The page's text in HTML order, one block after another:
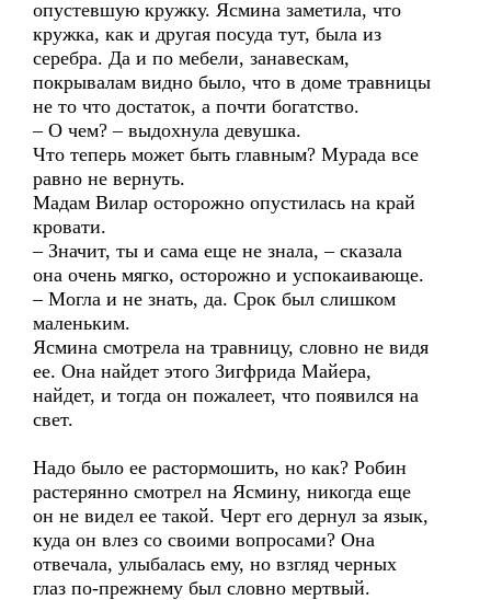
опустевшую кружку. Ясмина заметила, что
кружка, как и другая посуда тут, была из
серебра. Да и по мебели, занавескам,
покрывалам видно было, что в доме травницы
не то что достаток, а почти богатство.
– О чем? – выдохнула девушка.
Что теперь может быть главным? Мурада все
равно не вернуть.
Мадам Вилар осторожно опустилась на край
кровати.
– Значит, ты и сама еще не знала, – сказала
она очень мягко, осторожно и успокаивающе.
– Могла и не знать, да. Срок был слишком
маленьким.
Ясмина смотрела на травницу, словно не видя
ее. Она найдет этого Зигфрида Майера,
найдет, и тогда он пожалеет, что появился на
свет.
Надо было ее растормошить, но как? Робин
растерянно смотрел на Ясмину, никогда еще
он не видел ее такой. Черт его дернул за язык,
куда он влез со своими вопросами? Она
отвечала, улыбалась ему, но взгляд черных
глаз по-прежнему был словно мертвый.